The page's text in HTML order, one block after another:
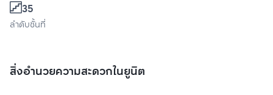
35
ลำดับชั้นที่
สิ่งอำนวยความสะดวกในยูนิต